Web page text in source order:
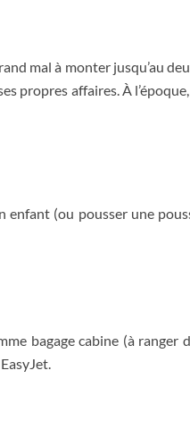
mal à monter jusqu’au
propres affaires. À l’époque,
enfant (ou pousser une
bagage cabine (à ranger